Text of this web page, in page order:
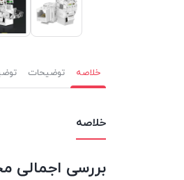
خلاصه توضیحات
خلاصه
بررسی اجمالی